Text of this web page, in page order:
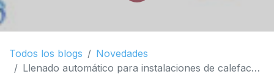
Todos los blogs
Novedades
Llenado automático para instalaciones de calefacción con desconector